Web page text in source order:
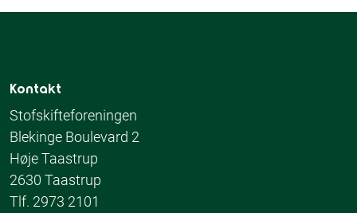
Kontakt
Stofskifteforeningen
Blekinge Boulevard 2
Høje Taastrup
2630 Taastrup
Tlf. 2973 2101